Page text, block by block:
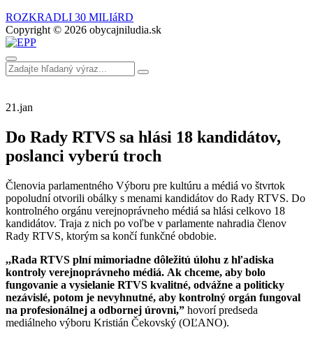
ROZKRADLI 30 MILIáRD
Copyright © 2026 obycajniludia.sk
21.jan
Do Rady RTVS sa hlási 18 kandidátov,
poslanci vyberú troch
Členovia parlamentného Výboru pre kultúru a médiá vo štvrtok
popoludní otvorili obálky s menami kandidátov do Rady RTVS. Do
kontrolného orgánu verejnoprávneho médiá sa hlási celkovo 18
kandidátov. Traja z nich po voľbe v parlamente nahradia členov
Rady RTVS, ktorým sa končí funkčné obdobie.
,,Rada RTVS plní mimoriadne dôležitú úlohu z hľadiska
kontroly verejnoprávneho médiá. Ak chceme, aby bolo
fungovanie a vysielanie RTVS kvalitné, odvážne a politicky
nezávislé, potom je nevyhnutné, aby kontrolný orgán fungoval
na profesionálnej a odbornej úrovni,” hovorí predseda
mediálneho výboru Kristián Čekovský (OĽANO).